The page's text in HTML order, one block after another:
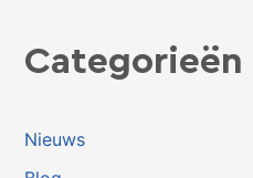
Categorieën
Nieuws